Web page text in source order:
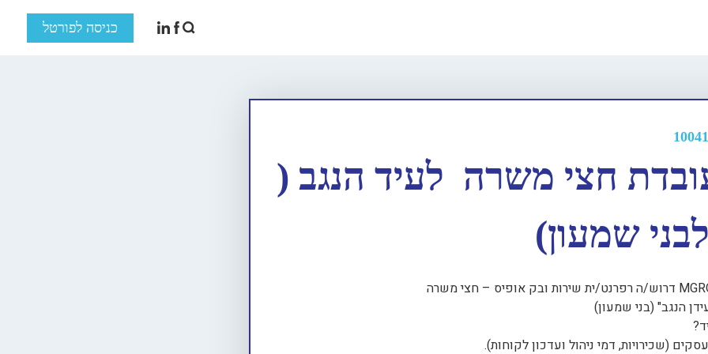
כניסה לפורטל
חצי משרה לעיד הנגב (
שמעון)
הנגב" (בני שמעון)
(שכירויות, דמי ניהול ועדכון לקוחות).